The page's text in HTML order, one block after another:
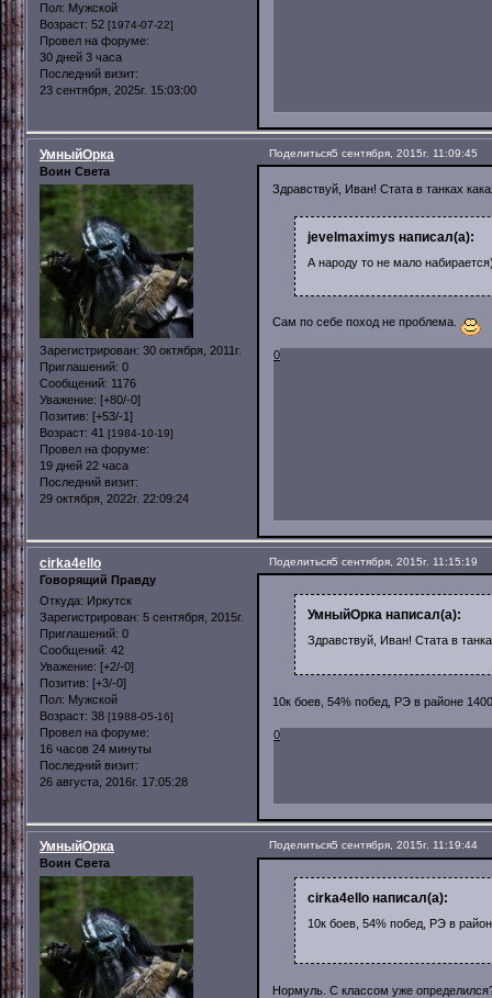
Пол: Мужской
Возраст: 52 [1974-07-22]
Провел на форуме:
30 дней 3 часа
Последний визит:
23 сентября, 2025г. 15:03:00
Поделиться5 сентября, 2015г. 11:09:45
УмныйОрка
Воин Света
Зарегистрирован: 30 октября, 2011г.
Приглашений: 0
Сообщений: 1176
Уважение: [+80/-0]
Позитив: [+53/-1]
Возраст: 41 [1984-10-19]
Провел на форуме:
19 дней 22 часа
Последний визит:
29 октября, 2022г. 22:09:24
Здравствуй, Иван! Стата в танках
jevelmaximys написал(а):
А народу то не мало
Сам по себе поход не проблема.
0
Поделиться5 сентября, 2015г. 11:15:19
cirka4ello
Говорящий Правду
Откуда: Иркутск
Зарегистрирован: 5 сентября, 2015г.
Приглашений: 0
Сообщений: 42
Уважение: [+2/-0]
Позитив: [+3/-0]
Пол: Мужской
Возраст: 38 [1988-05-16]
Провел на форуме:
16 часов 24 минуты
Последний визит:
26 августа, 2016г. 17:05:28
УмныйОрка написал(а):
Здравствуй, Иван! Стата в
10к боев, 54% побед, РЭ в районе
0
Поделиться5 сентября, 2015г. 11:19:44
УмныйОрка
Воин Света
cirka4ello написал(а):
10к боев, 54% побед, РЭ в
Нормуль. С классом уже